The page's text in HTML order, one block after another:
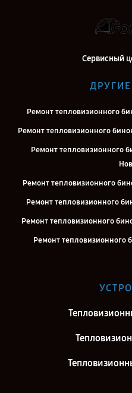
Сервисный
Ремонт тепловизионного
Ремонт тепловизионного
Ремонт тепловизионного
Ремонт тепловизионного
Ремонт тепловизионного
Ремонт тепловизионного
Ремонт тепловизионного
Ремонт тепловизионного
Ремонт тепловизионного